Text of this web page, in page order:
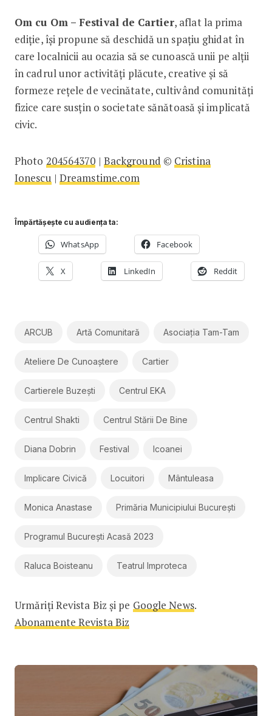
Om cu Om – Festival de Cartier, aflat la prima
ediție, își propune să deschidă un spațiu ghidat în
care localnicii au ocazia să se cunoască unii pe alții
în cadrul unor activități plăcute, creative și să
formeze rețele de vecinătate, cultivând comunități
fizice care susțin o societate sănătoasă și implicată
civic.
Photo 204564370 | Background © Cristina
Ionescu | Dreamstime.com
Împărtășește cu audiența ta:
WhatsApp Facebook
X LinkedIn Reddit
ARCUB Artă Comunitară Asociația Tam-Tam
Ateliere De Cunoaștere Cartier
Cartierele Buzești Centrul EKA
Centrul Shakti Centrul Stării De Bine
Diana Dobrin Festival Icoanei
Implicare Civică Locuitori Mântuleasa
Monica Anastase Primăria Municipiului București
Programul București Acasă 2023
Raluca Boisteanu Teatrul Improteca
Urmăriți Revista Biz și pe Google News.
Abonamente Revista Biz